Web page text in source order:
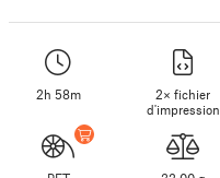
2h 58m
2× fichier
d'impression